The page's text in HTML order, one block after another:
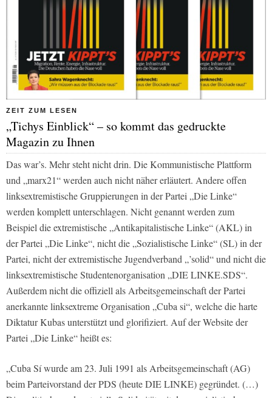
ZEIT ZUM LESEN
„Tichys Einblick“ – so kommt das gedruckte
Magazin zu Ihnen
Das war’s. Mehr steht nicht drin. Die Kommunistische Plattform
und „marx21“ werden auch nicht näher erläutert. Andere offen
linksextremistische Gruppierungen in der Partei „Die Linke“
werden komplett unterschlagen. Nicht genannt werden zum
Beispiel die extremistische „Antikapitalistische Linke“ (AKL) in
der Partei „Die Linke“, nicht die „Sozialistische Linke“ (SL) in der
Partei, nicht der extremistische Jugendverband „’solid“ und nicht die
linksextremistische Studentenorganisation „DIE LINKE.SDS“.
Außerdem nicht die offiziell als Arbeitsgemeinschaft der Partei
anerkannte linksextreme Organisation „Cuba si“, welche die harte
Diktatur Kubas unterstützt und glorifiziert. Auf der Website der
Partei „Die Linke“ heißt es:
„Cuba Sí wurde am 23. Juli 1991 als Arbeitsgemeinschaft (AG)
beim Parteivorstand der PDS (heute DIE LINKE) gegründet. (…)